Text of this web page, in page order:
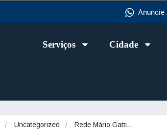
Anuncie
Serviços Cidade
Uncategorized Rede Mário Gatti…